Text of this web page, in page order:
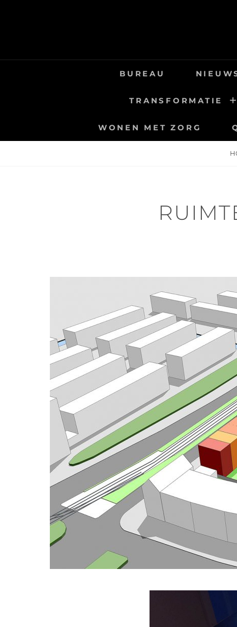
BUREAU
TRANSFORMATIE
WONEN MET ZORG